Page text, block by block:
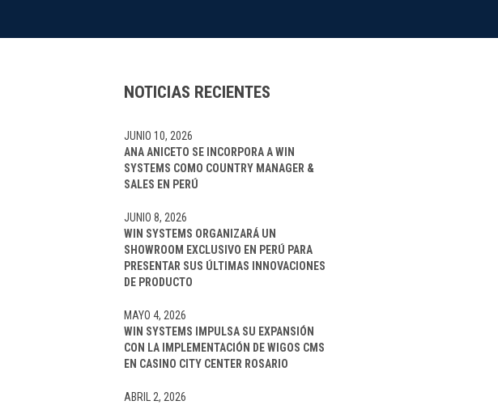
NOTICIAS RECIENTES
ANA ANICETO SE INCORPORA A WIN
SYSTEMS COMO COUNTRY MANAGER &
SALES EN PERÚ
JUNIO 10, 2026
WIN SYSTEMS ORGANIZARÁ UN
SHOWROOM EXCLUSIVO EN PERÚ PARA
PRESENTAR SUS ÚLTIMAS INNOVACIONES
DE PRODUCTO
JUNIO 8, 2026
WIN SYSTEMS IMPULSA SU EXPANSIÓN
CON LA IMPLEMENTACIÓN DE WIGOS CMS
EN CASINO CITY CENTER ROSARIO
MAYO 4, 2026
ABRIL 2, 2026